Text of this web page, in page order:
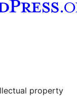
property